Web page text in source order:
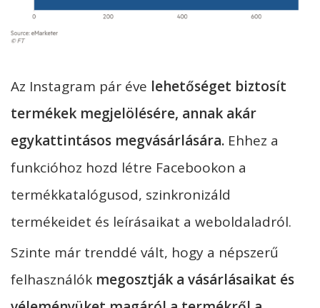
Az Instagram pár éve lehetőséget biztosít
termékek megjelölésére, annak akár
egykattintásos megvásárlására. Ehhez a
funkcióhoz hozd létre Facebookon a
termékkatalógusod, szinkronizáld
termékeidet és leírásaikat a weboldaladról.
Szinte már trenddé vált, hogy a népszerű
felhasználók megosztják a vásárlásaikat és